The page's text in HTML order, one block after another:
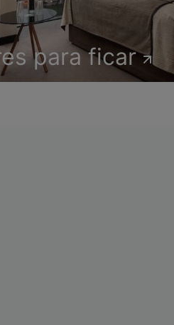
para ficar